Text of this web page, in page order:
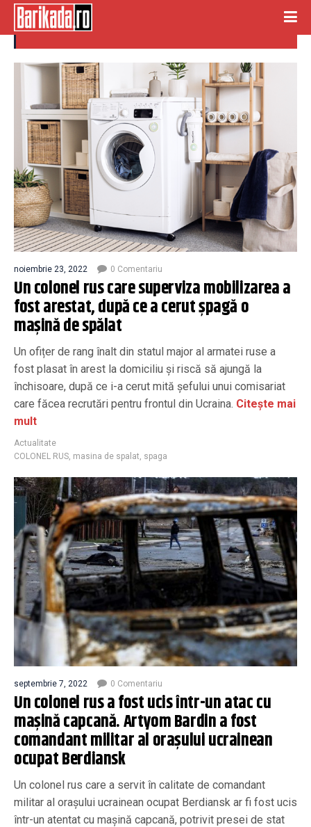
COLONEL RUS
noiembrie 23, 2022 0 Comentariu
Un colonel rus care superviza mobilizarea a
fost arestat, după ce a cerut șpagă o
mașină de spălat
Un ofițer de rang înalt din statul major al armatei ruse a
fost plasat în arest la domiciliu și riscă să ajungă la
închisoare, după ce i-a cerut mită șefului unui comisariat
care făcea recrutări pentru frontul din Ucraina. Citește mai
mult
Actualitate
COLONEL RUS, masina de spalat, spaga
septembrie 7, 2022 0 Comentariu
Un colonel rus a fost ucis într-un atac cu
mașină capcană. Artyom Bardin a fost
comandant militar al orașului ucrainean
ocupat Berdiansk
Un colonel rus care a servit în calitate de comandant
militar al orașului ucrainean ocupat Berdiansk ar fi fost ucis
într-un atentat cu mașină capcană, potrivit presei de stat